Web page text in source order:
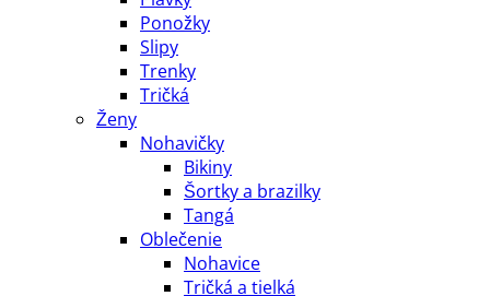
Ponožky
Slipy
Trenky
Tričká
Ženy
Nohavičky
Bikiny
Šortky a brazilky
Tangá
Oblečenie
Nohavice
Tričká a tielká